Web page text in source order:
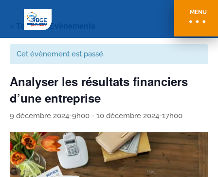
MENU
« Tous les Évènements
Cet évènement est passé.
Analyser les résultats financiers
d’une entreprise
9 décembre 2024-9h00 - 10 décembre 2024-17h00